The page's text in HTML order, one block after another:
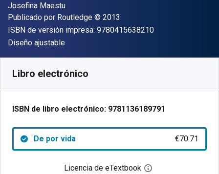
Autor(es)
Josefina Maestu
Editorial
Publicado por Routledge Copyright
© 2013
ISBN de versión impresa: 9780415638210"ISBN-13
Formato
Diseño ajustable
Libro electrónico
ISBN de libro electrónico: 9781136189791
De por vida €70.71
Licencia de eTextbook Abre el cuadro de